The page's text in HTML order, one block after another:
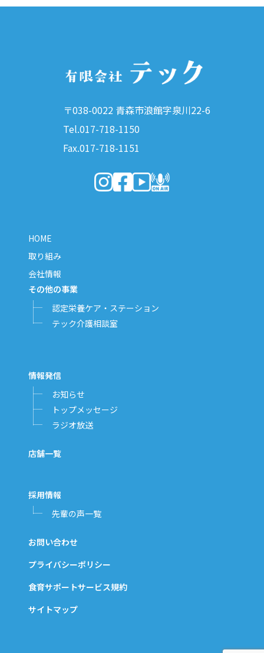
〒038-0022 青森市浪館字泉川22-6
Tel.017-718-1150
Fax.017-718-1151
（新しいウィンドウで開きます）
（新しいウィンドウで開きます）
（新しいウィンドウで開き
（新しいウィンドウで
HOME
取り組み
会社情報
その他の事業
認定栄養ケア・ステーション
テック介護相談室
情報発信
お知らせ
トップメッセージ
ラジオ放送
店舗一覧
採用情報
先輩の声一覧
お問い合わせ
プライバシーポリシー
食育サポートサービス規約
サイトマップ